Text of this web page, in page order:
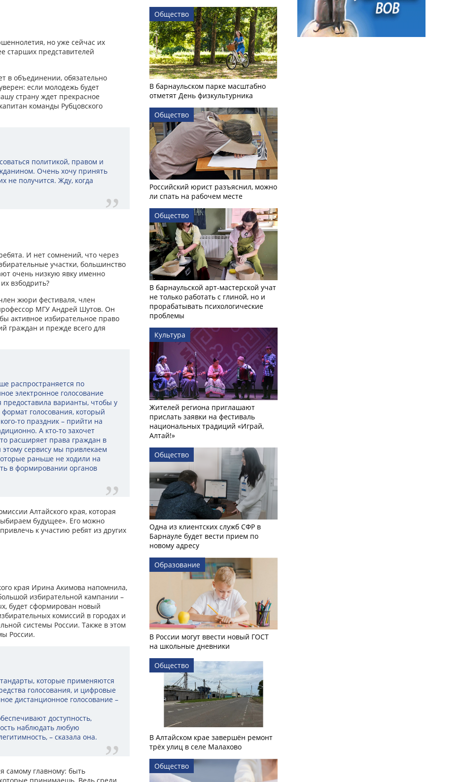
но уже сейчас их
старших представителей
в объединении, обязательно
если молодежь будет
страну ждет прекрасное
команды Рубцовского
политикой, правом и
Очень хочу принять
не получится. Жду, когда
И нет сомнений, что через
участки, большинство
очень низкую явку именно
взбодрить?
жюри фестиваля, член
МГУ Андрей Шутов. Он
активное избирательное право
граждан и прежде всего для
распространяется по
электронное голосование
варианты, чтобы у
голосования, который
то праздник – прийти на
А кто-то захочет
расширяет права граждан в
этому сервису мы привлекаем
раньше не ходили на
в формировании органов
Алтайского края, которая
будущее». Его можно
к участию ребят из других
края Ирина Акимова напомнила,
избирательной кампании –
будет сформирован новый
комиссий в городах и
системы России. Также в этом
России.
которые применяются
голосования, и цифровые
дистанционное голосование –
доступность,
наблюдать любую
– сказала она.
самому главному: быть
принимаешь. Ведь среди
Общество
В барнаульском парке масштабно
отметят День физкультурника
Общество
Российский юрист разъяснил, можно
ли спать на рабочем месте
Общество
В барнаульской арт-мастерской учат
не только работать с глиной, но и
прорабатывать психологические
проблемы
Культура
Жителей региона приглашают
прислать заявки на фестиваль
национальных традиций «Играй,
Алтай!»
Общество
Одна из клиентских служб СФР в
Барнауле будет вести прием по
новому адресу
Образование
В России могут ввести новый ГОСТ
на школьные дневники
Общество
В Алтайском крае завершён ремонт
трёх улиц в селе Малахово
Общество